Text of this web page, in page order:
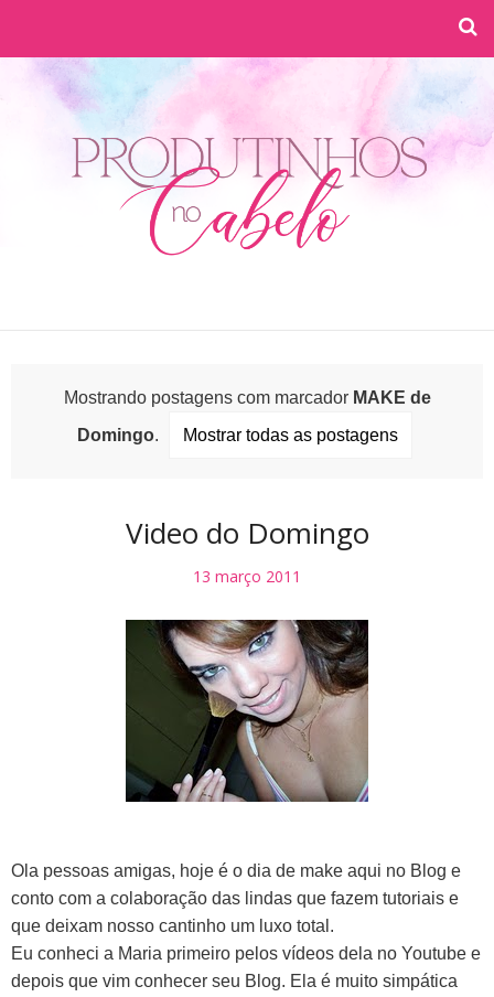
Mostrando postagens com marcador MAKE de
Domingo. Mostrar todas as postagens
Video do Domingo
13 março 2011
Ola pessoas amigas, hoje é o dia de make aqui no Blog e
conto com a colaboração das lindas que fazem tutoriais e
que deixam nosso cantinho um luxo total.
Eu conheci a Maria primeiro pelos vídeos dela no Youtube e
depois que vim conhecer seu Blog. Ela é muito simpática